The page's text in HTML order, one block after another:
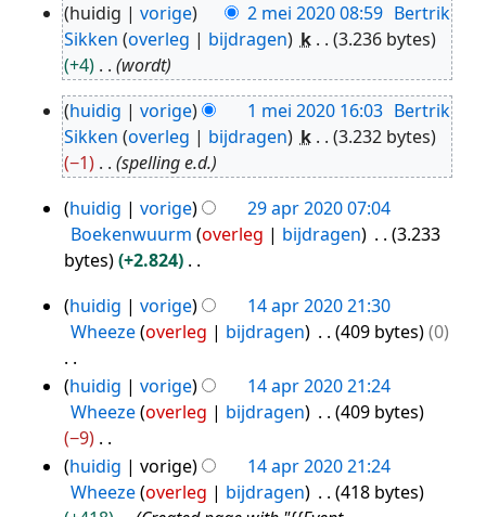
2
mei
2020
huidig vorige 2 mei 2020 08:59 Bertrik
Sikken overleg bijdragen k
3.236 bytes
+4
wordt
1
mei
2020
huidig vorige 1 mei 2020 16:03 Bertrik
Sikken overleg bijdragen k
3.232 bytes
−1
spelling e.d.
29
apr
2020
huidig vorige
29 apr 2020 07:04
Boekenwuurm overleg bijdragen
3.233
bytes
+2.824
e
n
b
e
w
e
14
apr
2020
huidig vorige
14 apr 2020 21:30
Wheeze overleg bijdragen 409 bytes 0
G
e
e
n
b
huidig vorige
14 apr 2020 21:24
Wheeze overleg bijdragen
409 bytes
−9
G
e
huidig vorige
14 apr 2020 21:24
Wheeze overleg bijdragen
418 bytes